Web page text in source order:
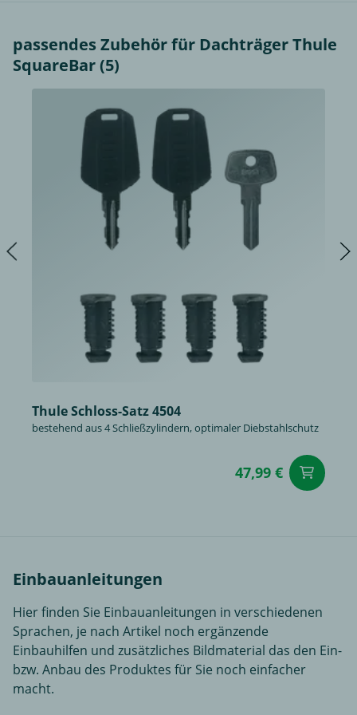
passendes Zubehör für Dachträger Thule
SquareBar (5)
Thule Schloss-Satz 4504
bestehend aus 4 Schließzylindern, optimaler Diebstahlschutz
47,99 €
Einbauanleitungen
Hier finden Sie Einbauanleitungen in verschiedenen
Sprachen, je nach Artikel noch ergänzende
Einbauhilfen und zusätzliches Bildmaterial das den Ein-
bzw. Anbau des Produktes für Sie noch einfacher
macht.